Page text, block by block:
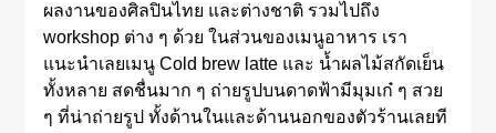
ผลงานของศิลปินไทย และต่างชาติ รวมไปถึง
workshop ต่าง ๆ ด้วย ในส่วนของเมนูอาหาร เรา
แนะนำเลยเมนู Cold brew latte และ น้ำผลไม้สกัดเย็น
ทั้งหลาย สดชื่นมาก ๆ ถ่ายรูปบนดาดฟ้ามีมุมเก๋ ๆ สวย
ๆ ที่น่าถ่ายรูป ทั้งด้านในและด้านนอกของตัวร้านเลยที